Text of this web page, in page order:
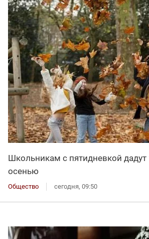
Школьникам с пятидневкой дадут
осенью
Общество сегодня, 09:50